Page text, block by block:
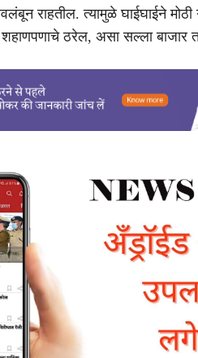
राहतील. त्यामुळे घाईघाईने
ठरेल, असा सल्ला बाजार